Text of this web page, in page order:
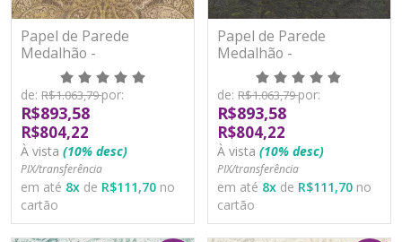
Papel de Parede
Medalhão -
Metropolitan Stories 3 -
AS391194 - Vinílico
de: R$1.063,79por:
R$893,58
R$804,22
À vista (10% desc)
PIX/transferência
em até 8x de R$111,70 no
cartão
Papel de Parede
Medalhão -
Metropolitan Stories 3 -
AS391195 - Vinílico
de: R$1.063,79por:
R$893,58
R$804,22
À vista (10% desc)
PIX/transferência
em até 8x de R$111,70 no
cartão